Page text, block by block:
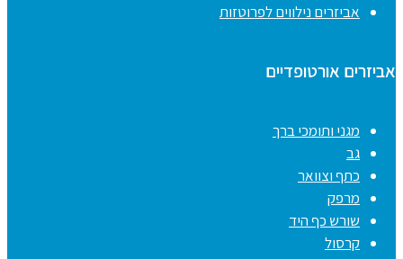
אביזרים נילווים לפרוטזות
אביזרים אורטופדיים
מגני ותומכי ברך
גב
כתף וצוואר
מרפק
שורש כף היד
קרסול